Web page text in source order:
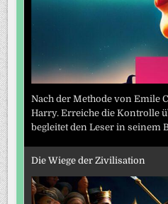
Nach der Methode von Emile
Harry. Erreiche die Kontrolle
begleitet den Leser in seinem
Die Wiege der Zivilisation